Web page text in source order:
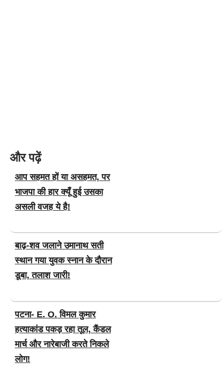
और पढ़ें
आप सहमत हों या असहमत, पर
भाजपा की हार क्यूँ हुई उसका
असली वजह ये है!
बाढ़-शव जलाने उमानाथ सती
स्थान गया युवक स्नान के दौरान
डूबा, तलाश जारी!
पटना- E. O. विमल कुमार
हत्याकांड पकड़ रहा तूल, कैंडल
मार्च और नारेबाजी करते निकले
लोग!